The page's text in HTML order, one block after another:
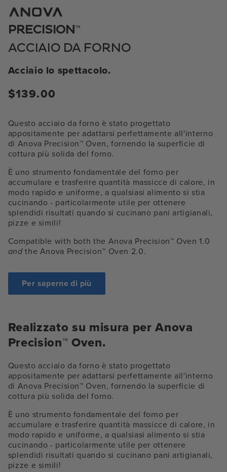
media
modale
PRECISION™
ACCIAIO DA FORNO
Acciaio lo spettacolo.
Prezzo
$139.00
Questo acciaio da forno è stato progettato
appositamente per adattarsi perfettamente all'interno
di Anova Precision™ Oven, fornendo la superficie di
cottura più solida del forno.
È uno strumento fondamentale del forno per
accumulare e trasferire quantità massicce di calore, in
modo rapido e uniforme, a qualsiasi alimento si stia
cucinando - particolarmente utile per ottenere
splendidi risultati quando si cucinano pani artigianali,
pizze e simili!
Compatible with both the Anova Precision™ Oven 1.0
andthe Anova Precision™ Oven 2.0.
Per saperne di più
Realizzato su misura per Anova
Precision™ Oven.
Questo acciaio da forno è stato progettato
appositamente per adattarsi perfettamente all'interno
di Anova Precision™ Oven, fornendo la superficie di
cottura più solida del forno.
È uno strumento fondamentale del forno per
accumulare e trasferire quantità massicce di calore, in
modo rapido e uniforme, a qualsiasi alimento si stia
cucinando - particolarmente utile per ottenere
splendidi risultati quando si cucinano pani artigianali,
pizze e simili!